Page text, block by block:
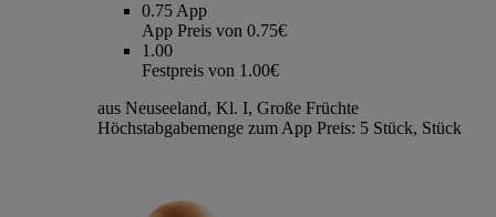
0.75 App
App Preis von 0.75€
1.00
Festpreis von 1.00€
aus Neuseeland, Kl. I, Große Früchte
Höchstabgabemenge zum App Preis: 5 Stück, Stück